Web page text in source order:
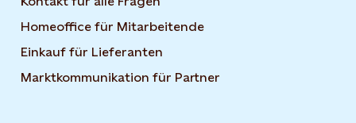
Homeoffice für Mitarbeitende
Einkauf für Lieferanten
Marktkommunikation für Partner